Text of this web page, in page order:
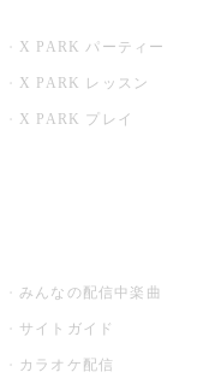
X PARK パーティー
X PARK レッスン
X PARK プレイ
みんなの配信中楽曲
サイトガイド
カラオケ配信